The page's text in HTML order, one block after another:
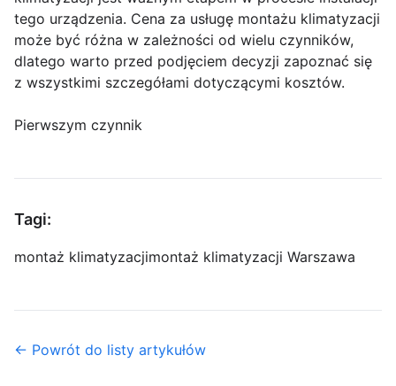
tego urządzenia. Cena za usługę montażu klimatyzacji
może być różna w zależności od wielu czynników,
dlatego warto przed podjęciem decyzji zapoznać się
z wszystkimi szczegółami dotyczącymi kosztów.
Pierwszym czynnik
Tagi:
montaż klimatyzacjimontaż klimatyzacji Warszawa
← Powrót do listy artykułów